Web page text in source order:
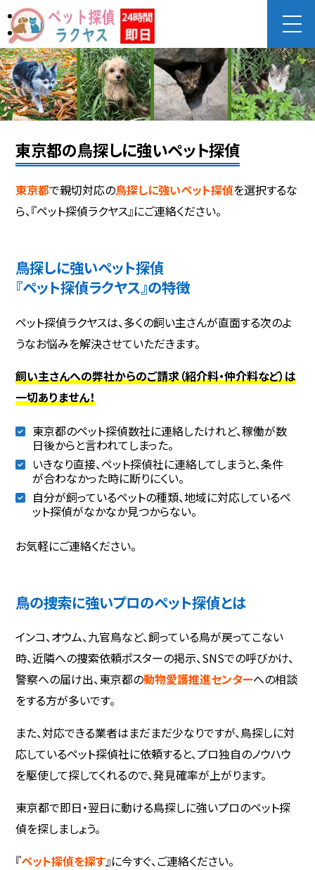
東京都の鳥探しに強いペット探偵
東京都で親切対応の鳥探しに強いペット探偵を選択するな
ら、『ペット探偵ラクヤス』にご連絡ください。
鳥探しに強いペット探偵
『ペット探偵ラクヤス』の特徴
ペット探偵ラクヤスは、多くの飼い主さんが直面する次のよ
うなお悩みを解決させていただきます。
飼い主さんへの弊社からのご請求（紹介料・仲介料など）は
一切ありません！
東京都のペット探偵数社に連絡したけれど、稼働が数
日後からと言われてしまった。
いきなり直接、ペット探偵社に連絡してしまうと、条件
が合わなかった時に断りにくい。
自分が飼っているペットの種類、地域に対応しているペ
ット探偵がなかなか見つからない。
お気軽にご連絡ください。
鳥の捜索に強いプロのペット探偵とは
インコ、オウム、九官鳥など、飼っている鳥が戻ってこない
時、近隣への捜索依頼ポスターの掲示、SNSでの呼びかけ、
警察への届け出、東京都の動物愛護推進センターへの相談
をする方が多いです。
また、対応できる業者はまだまだ少なりですが、鳥探しに対
応しているペット探偵社に依頼すると、プロ独自のノウハウ
を駆使して探してくれるので、発見確率が上がります。
東京都で即日・翌日に動ける鳥探しに強いプロのペット探
偵を探しましょう。
『ペット探偵を探す』に今すぐ、ご連絡ください。